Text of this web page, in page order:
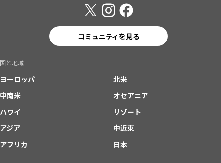
コミュニティを見る
国と地域
ヨーロッパ
北米
中南米
オセアニア
ハワイ
リゾート
アジア
中近東
アフリカ
日本